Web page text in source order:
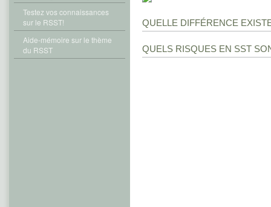
Testez vos connaissances
sur le RSST!
Aide-mémoire sur le thème
du RSST
QUELLE DIFFÉRENCE
QUELS RISQUES EN SST